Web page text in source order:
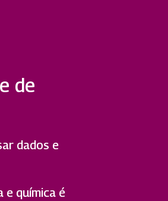
de
dados e
e química é